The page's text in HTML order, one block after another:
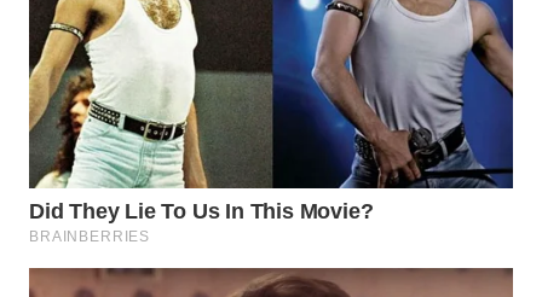
WN
PADANG
LAWAS
WN
SUMEDANG
CIANJUR